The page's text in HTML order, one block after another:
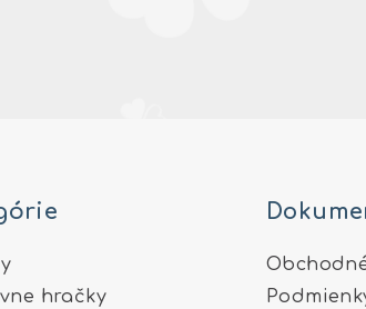
hračky